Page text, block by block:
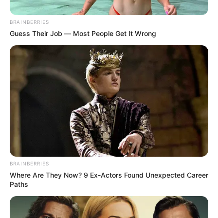
Comunidad Embera, Bajo Cuaca antioqueño
Por:Martín Manuel Díaz Rubio
Septiembre 20, 2024
BRAINBERRIES
Guess Their Job — Most People Get It Wrong
BRAINBERRIES
Where Are They Now? 9 Ex-Actors Found Unexpected Career
Paths